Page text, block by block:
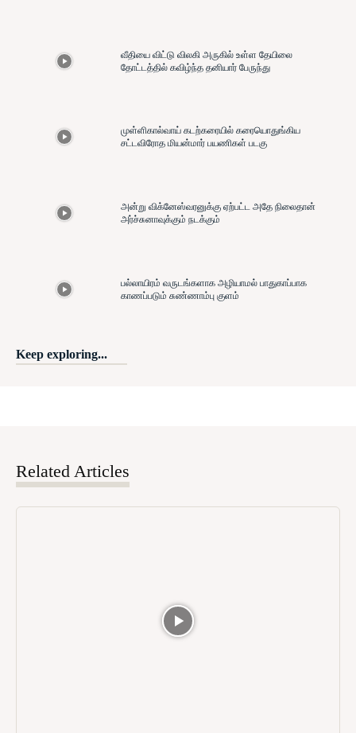
வீதியை விட்டு விலகி அருகில் உள்ள தேயிலை
தோட்டத்தில் கவிழ்ந்த தனியார் பேருந்து
முள்ளிகால்வாய் கடற்கரையில் கரையொதுங்கிய
சட்டவிரோத மியன்மார் பயணிகள் படகு
அன்று விக்னேஸ்வரனுக்கு ஏற்பட்ட அதே நிலைதான்
அர்ச்சுனாவுக்கும் நடக்கும்
பல்லாயிரம் வருடங்களாக அழியாமல் பாதுகாப்பாக
காணப்படும் சுண்ணாம்பு குளம்
Keep exploring...
Related Articles